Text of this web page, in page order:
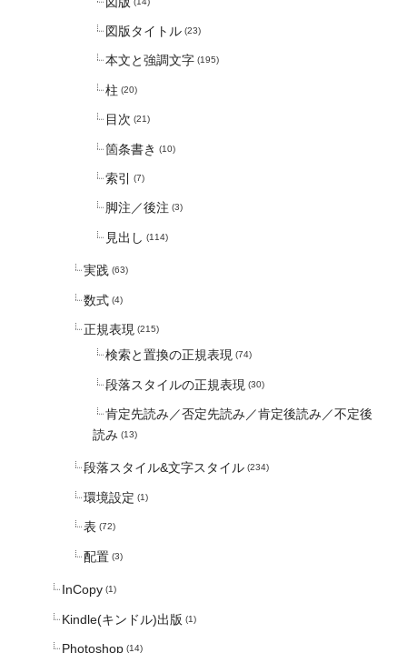
図版タイトル (23)
本文と強調文字 (195)
柱 (20)
目次 (21)
箇条書き (10)
索引 (7)
脚注／後注 (3)
見出し (114)
実践 (63)
数式 (4)
正規表現 (215)
検索と置換の正規表現 (74)
段落スタイルの正規表現 (30)
肯定先読み／否定先読み／肯定後読み／不定後
読み (13)
段落スタイル&文字スタイル (234)
環境設定 (1)
表 (72)
配置 (3)
InCopy (1)
Kindle(キンドル)出版 (1)
Photoshop (14)